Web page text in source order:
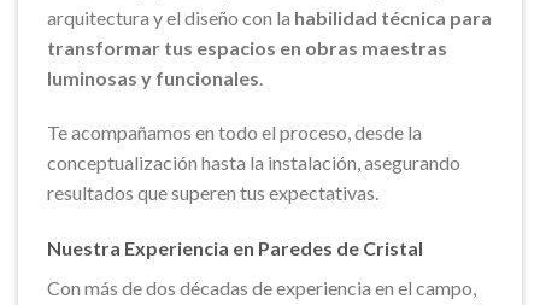
arquitectura y el diseño con la habilidad técnica para
transformar tus espacios en obras maestras
luminosas y funcionales
Te acompañamos en todo el proceso, desde la
conceptualización hasta la instalación, asegurando
resultados que superen tus expectativas.
Nuestra Experiencia en Paredes de Cristal
Con más de dos décadas de experiencia en el campo,